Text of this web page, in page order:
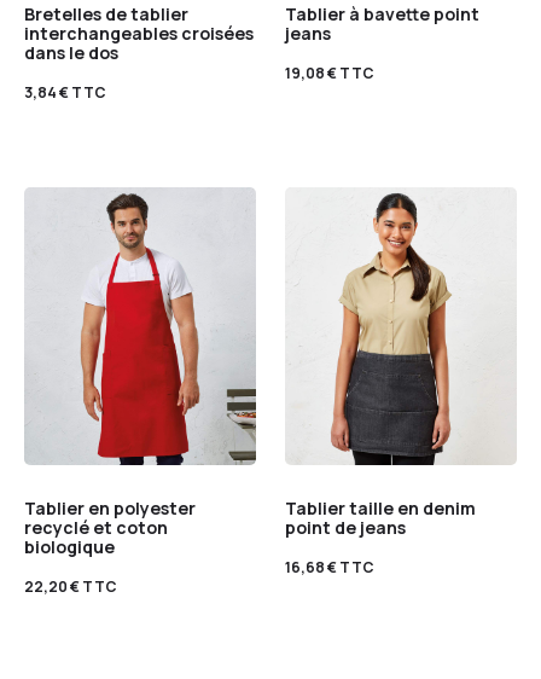
Bretelles de tablier
interchangeables croisées
dans le dos
3,84€TTC
Tablier à bavette point
jeans
19,08€TTC
Tablier en polyester
recyclé et coton
biologique
22,20€TTC
Tablier taille en denim
point de jeans
16,68€TTC